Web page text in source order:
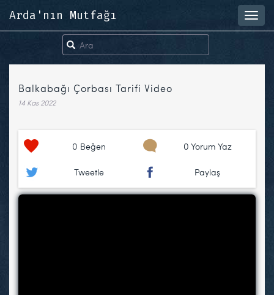
Arda'nın Mutfağı
Balkabağı Çorbası Tarifi Video
14 Kas 2022
0 Beğen 0 Yorum Yaz
Tweetle Paylaş